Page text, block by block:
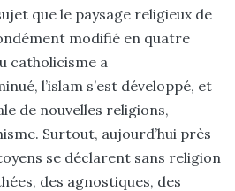
que le paysage religieux de
modifié en quatre
catholicisme a
l’islam s’est développé, et
de nouvelles religions,
Surtout, aujourd’hui près
se déclarent sans religion
des agnostiques, des